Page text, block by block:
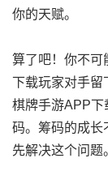
你的天赋。
算了吧！你不可
下载玩家对手留
棋牌手游APP下
码。筹码的成长
先解决这个问题